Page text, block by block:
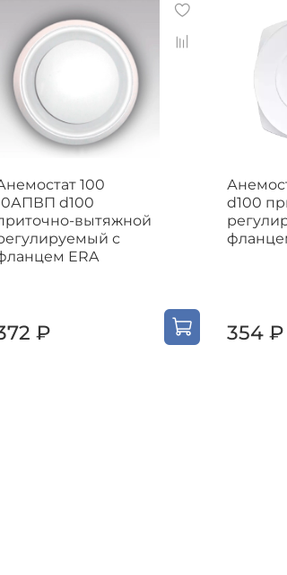
100
d100
вытяжной
с
ERA
₽
d100
354 ₽